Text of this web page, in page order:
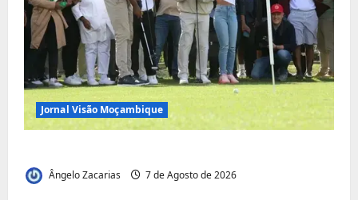
Jornal Visão Moçambique
Ângelo Zacarias 7 de Agosto de 2026